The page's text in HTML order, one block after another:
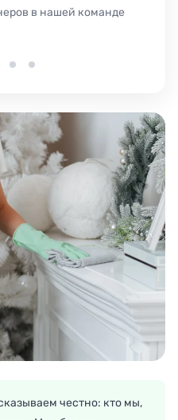
в нашей команде
честно: кто мы,